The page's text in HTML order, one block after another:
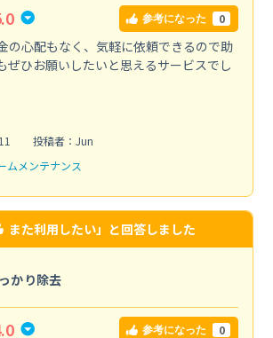
参考になった 0
の心配もなく、気軽に依頼できるので助
ぜひお願いしたいと思えるサービスでし
投稿者：Jun
ムメンテナンス
また利用したい」と回答しました
かり除去
参考になった 0